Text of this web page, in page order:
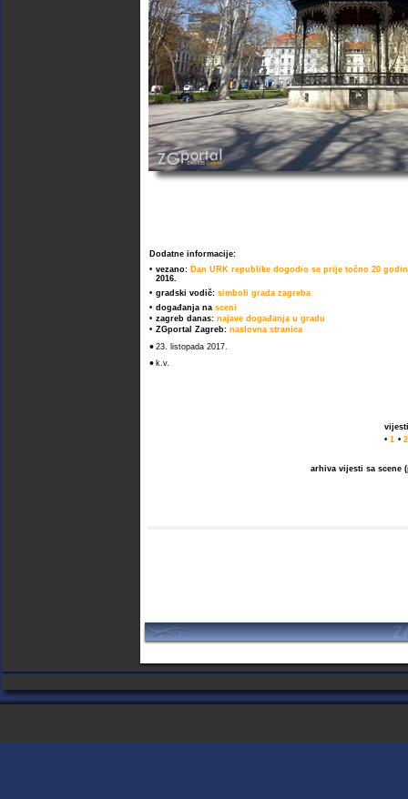
Dodatne informacije:
• vezano: Dan URK republike dogodio se prije točno 20
2016.
• gradski vodič: simboli grada zagreba
• događanja na sceni
• zagreb danas: najave događanja u gradu
• ZGportal Zagreb: naslovna stranica
• 23. listopada 2017.
• k.v.
• 1 • 2
arhiva vijesti sa scene